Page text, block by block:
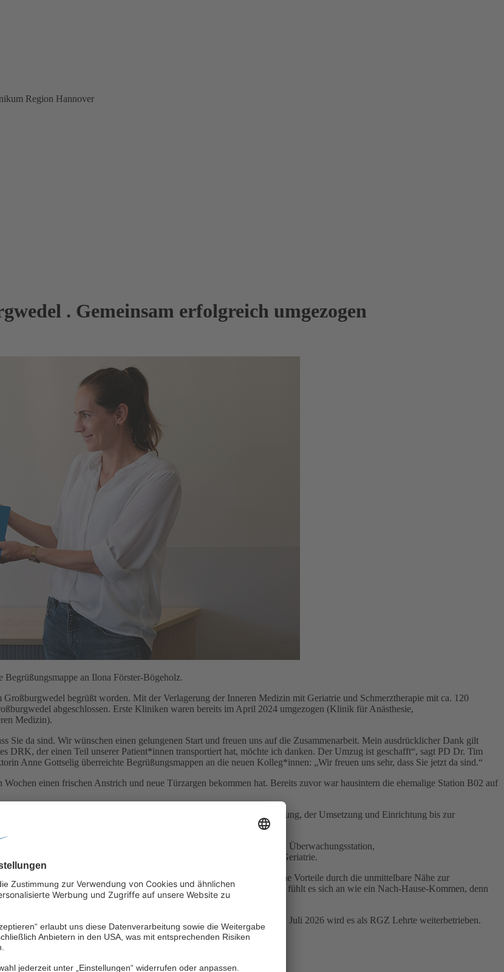
Region Hannover
. Gemeinsam erfolgreich umgezogen
an Ilona Förster-Bögeholz.
begrüßt worden. Mit der Verlagerung der Inneren Medizin mit Geriatrie und Schmerztherapie mit ca. 120
abgeschlossen. Erste Kliniken waren bereits im April 2024 umgezogen (Klinik für Anästhesie,
Medizin).
Sie da sind. Wir wünschen einen gelungenen Start und freuen uns auf die Zusammenarbeit. Mein ausdrücklicher Dank gilt
DRK, der einen Teil unserer Patient*innen transportiert hat, möchte ich danken. Der Umzug ist geschafft“, sagt PD Dr. Tim
Anne Gottselig überreichte Begrüßungsmappen an die neuen Kolleg*innen: „Wir freuen uns sehr, dass Sie jetzt da sind.“
einen frischen Anstrich und neue Türzargen bekommen hat. Bereits zuvor war hausintern die ehemalige Station B02 auf
Von der Planung und Vorbereitung über die Organisation und Abstimmung, der Umsetzung und Einrichtung bis zur
zum gemeinsamen Erfolg beigetragen.
gleichbedeutend mit einer noch besseren Versorgung. Ob Endoskopie, Überwachungsstation,
der Akutversorgung“, sagt Detlef Frick, Chefarzt Innere Medizin/Geriatrie.
Schmerztherapie, an: „Für unsere Patient*innen ergeben sich deutliche Vorteile durch die unmittelbare Nähe zur
MRT, das in den kommenden Tagen seinen Betrieb aufnimmt. Für uns fühlt es sich an wie ein Nach-Hause-Kommen, denn
Lehrte gezogen. Vielen sind die Wege noch vertraut.“
Klinikum Lehrte. Das Krankenhaus ist jetzt geschlossen. Ab dem 1. Juli 2026 wird es als RGZ Lehrte weiterbetrieben.